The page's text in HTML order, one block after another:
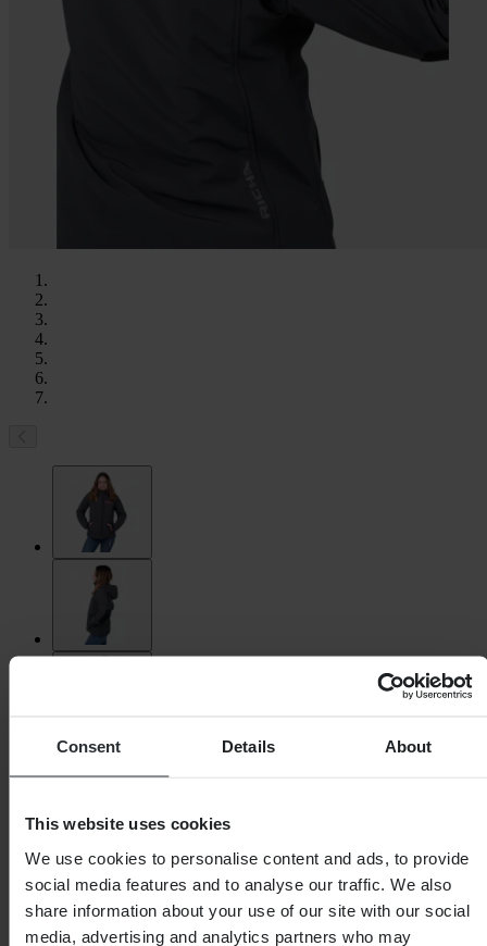
Consent Details About
This website uses cookies
We use cookies to personalise content and ads, to provide
social media features and to analyse our traffic. We also
share information about your use of our site with our social
media, advertising and analytics partners who may